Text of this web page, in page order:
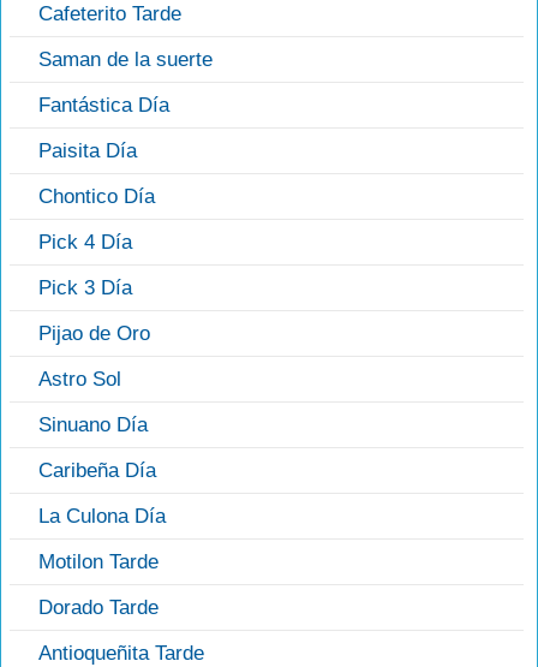
Cafeterito Tarde
Saman de la suerte
Fantástica Día
Paisita Día
Chontico Día
Pick 4 Día
Pick 3 Día
Pijao de Oro
Astro Sol
Sinuano Día
Caribeña Día
La Culona Día
Motilon Tarde
Dorado Tarde
Antioqueñita Tarde